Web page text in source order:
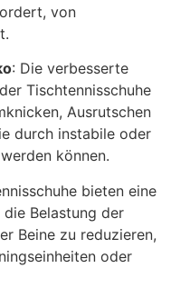
von
: Die verbesserte
Tischtennisschuhe
Ausrutschen
durch instabile oder
können.
bieten eine
Belastung der
Beine zu reduzieren,
oder